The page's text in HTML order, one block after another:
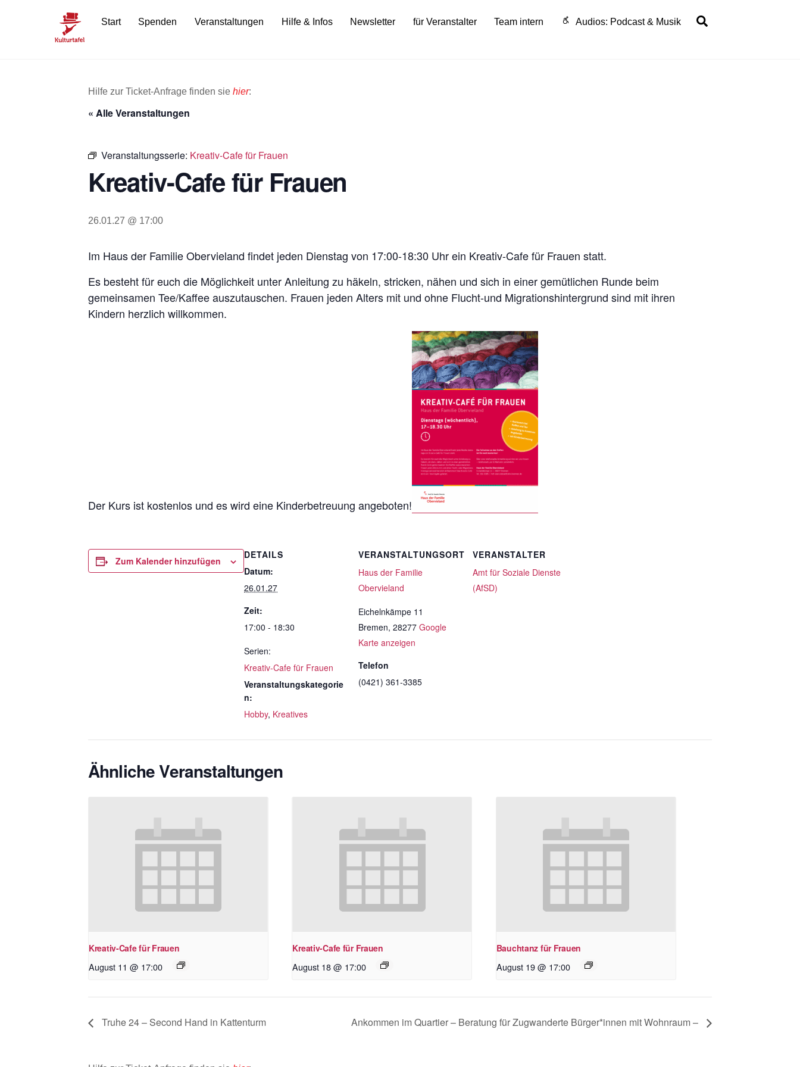
Start Spenden Veranstaltungen Hilfe & Infos Newsletter für Veranstalter Team intern Audios: Podcast & Musik
Hilfe zur Ticket-Anfrage finden sie hier:
« Alle Veranstaltungen
Veranstaltungsserie: Kreativ-Cafe für Frauen
Kreativ-Cafe für Frauen
26.01.27 @ 17:00
Im Haus der Familie Obervieland findet jeden Dienstag von 17:00-18:30 Uhr ein Kreativ-Cafe für Frauen statt.
Es besteht für euch die Möglichkeit unter Anleitung zu häkeln, stricken, nähen und sich in einer gemütlichen Runde beim
gemeinsamen Tee/Kaffee auszutauschen. Frauen jeden Alters mit und ohne Flucht-und Migrationshintergrund sind mit ihren
Kindern herzlich willkommen.
Der Kurs ist kostenlos und es wird eine Kinderbetreuung angeboten!
Zum Kalender hinzufügen
DETAILS
Datum:
26.01.27
Zeit:
17:00 - 18:30
Serien:
Kreativ-Cafe für Frauen
Veranstaltungskategorie
n:
Hobby, Kreatives
VERANSTALTUNGSORT
Haus der Familie
Obervieland
Eichelnkämpe 11
Bremen, 28277 Google
Karte anzeigen
Telefon
(0421) 361-3385
VERANSTALTER
Amt für Soziale Dienste
(AfSD)
Ähnliche Veranstaltungen
Kreativ-Cafe für Frauen
August 11 @ 17:00
Kreativ-Cafe für Frauen
August 18 @ 17:00
Bauchtanz für Frauen
August 19 @ 17:00
Truhe 24 – Second Hand in Kattenturm Ankommen im Quartier – Beratung für Zugwanderte Bürger*innen mit Wohnraum –